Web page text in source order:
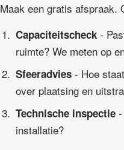
Maak een gratis afspraak.
Capaciteitscheck -
ruimte? We meten op
Sfeeradvies - Hoe
over plaatsing en
Technische inspectie
installatie?